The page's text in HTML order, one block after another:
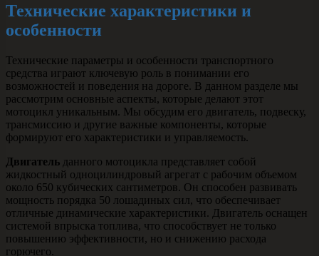
Технические характеристики и
особенности
Технические параметры и особенности транспортного
средства играют ключевую роль в понимании его
возможностей и поведения на дороге. В данном разделе мы
рассмотрим основные аспекты, которые делают этот
мотоцикл уникальным. Мы обсудим его двигатель, подвеску,
трансмиссию и другие важные компоненты, которые
формируют его характеристики и управляемость.
Двигатель данного мотоцикла представляет собой
жидкостный одноцилиндровый агрегат с рабочим объемом
около 650 кубических сантиметров. Он способен развивать
мощность порядка 50 лошадиных сил, что обеспечивает
отличные динамические характеристики. Двигатель оснащен
системой впрыска топлива, что способствует не только
повышению эффективности, но и снижению расхода
горючего.